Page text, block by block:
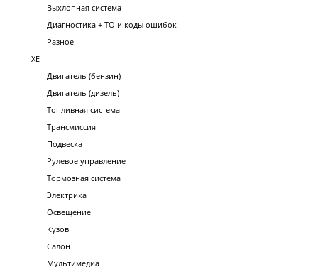
Выхлопная система
Диагностика + ТО и коды ошибок
Разное
XE
Двигатель (бензин)
Двигатель (дизель)
Топливная система
Трансмиссия
Подвеска
Рулевое управление
Тормозная система
Электрика
Освещение
Кузов
Салон
Мультимедиа